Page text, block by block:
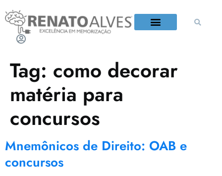
Tag: como decorar
matéria para
concursos
Mnemônicos de Direito: OAB e
concursos